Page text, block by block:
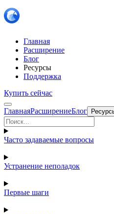
Главная
Расширение
Блог
Ресурсы
Поддержка
Купить сейчас
ГлавнаяРасширениеБлог
Часто задаваемые вопросы
Устранение неполадок
Первые шаги